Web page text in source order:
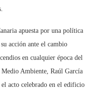
apuesta por una política
acción ante el cambio
en cualquier época del
Ambiente, Raúl García
acto celebrado en el edificio